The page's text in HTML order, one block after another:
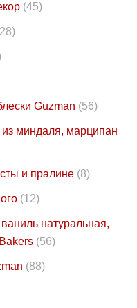
(45)
Guzman (56)
миндаля, марципан
и пралине (8)
(12)
натуральная,
(56)
(88)